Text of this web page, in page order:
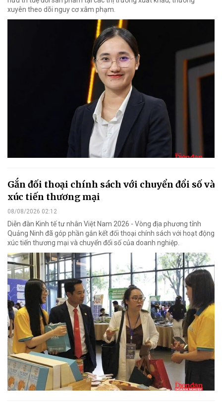
xuyên theo dõi nguy cơ xâm phạm.
Gắn đối thoại chính sách với chuyển đổi số và
xúc tiến thương mại
08/08/2026 02:12
Diễn đàn Kinh tế tư nhân Việt Nam 2026 - Vòng địa phương tỉnh
Quảng Ninh đã góp phần gắn kết đối thoại chính sách với hoạt động
xúc tiến thương mại và chuyển đổi số của doanh nghiệp.